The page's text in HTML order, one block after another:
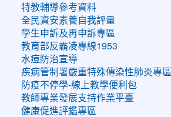
特教輔導參考資料
全民資安素養自我評量
學生申訴及再申訴專區
教育部反霸凌專線1953
水痘防治宣導
疾病管制署嚴重特殊傳染性肺炎專區
防疫不停學-線上教學便利包
教師專業發展支持作業平臺
健康促進評鑑專區